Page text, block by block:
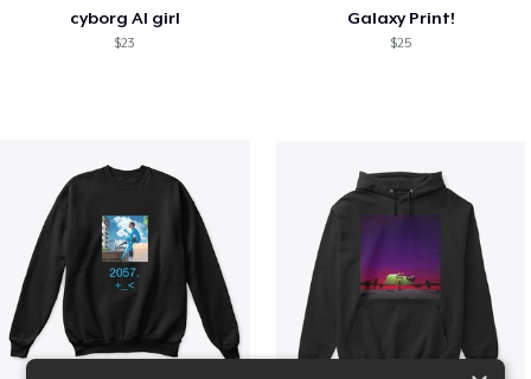
cyborg AI girl
$23
Galaxy Print!
$25